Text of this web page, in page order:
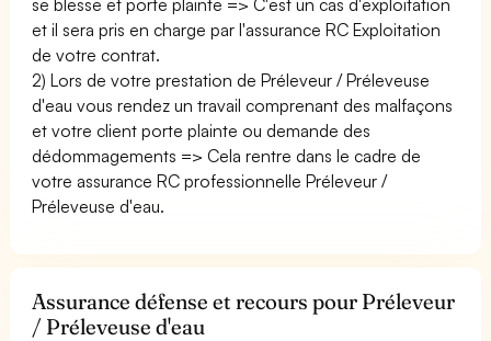
et il sera pris en charge par l'assurance RC Exploitation
de votre contrat.
2) Lors de votre prestation de Préleveur / Préleveuse
d'eau vous rendez un travail comprenant des malfaçons
et votre client porte plainte ou demande des
dédommagements => Cela rentre dans le cadre de
votre assurance RC professionnelle Préleveur /
Préleveuse d'eau.
Assurance défense et recours pour Préleveur
/ Préleveuse d'eau